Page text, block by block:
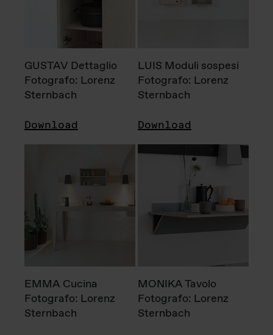
GUSTAV Dettaglio
Fotografo: Lorenz
Sternbach
Download
LUIS Moduli sospesi
Fotografo: Lorenz
Sternbach
Download
EMMA Cucina
Fotografo: Lorenz
Sternbach
MONIKA Tavolo
Fotografo: Lorenz
Sternbach